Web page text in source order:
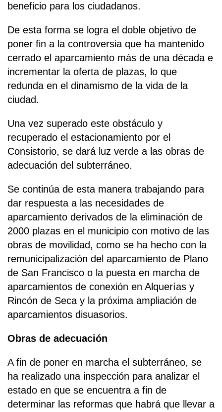
beneficio para los ciudadanos.
De esta forma se logra el doble objetivo de
poner fin a la controversia que ha mantenido
cerrado el aparcamiento más de una década e
incrementar la oferta de plazas, lo que
redunda en el dinamismo de la vida de la
ciudad.
Una vez superado este obstáculo y
recuperado el estacionamiento por el
Consistorio, se dará luz verde a las obras de
adecuación del subterráneo.
Se continúa de esta manera trabajando para
dar respuesta a las necesidades de
aparcamiento derivados de la eliminación de
2000 plazas en el municipio con motivo de las
obras de movilidad, como se ha hecho con la
remunicipalización del aparcamiento de Plano
de San Francisco o la puesta en marcha de
aparcamientos de conexión en Alquerías y
Rincón de Seca y la próxima ampliación de
aparcamientos disuasorios.
Obras de adecuación
A fin de poner en marcha el subterráneo, se
ha realizado una inspección para analizar el
estado en que se encuentra a fin de
determinar las reformas que habrá que llevar a